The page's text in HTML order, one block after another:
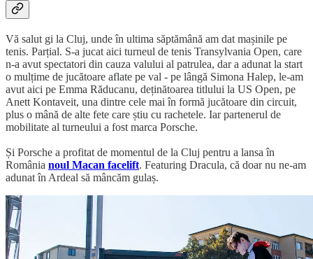
Vă salut gi la Cluj, unde în ultima săptămână am dat mașinile pe
tenis. Parțial. S-a jucat aici turneul de tenis Transylvania Open, care
n-a avut spectatori din cauza valului al patrulea, dar a adunat la start
o mulțime de jucătoare aflate pe val - pe lângă Simona Halep, le-am
avut aici pe Emma Răducanu, deținătoarea titlului la US Open, pe
Anett Kontaveit, una dintre cele mai în formă jucătoare din circuit,
plus o mână de alte fete care știu cu rachetele. Iar partenerul de
mobilitate al turneului a fost marca Porsche.
Și Porsche a profitat de momentul de la Cluj pentru a lansa în
România noul Macan facelift. Featuring Dracula, că doar nu ne-am
adunat în Ardeal să mâncăm gulaș.